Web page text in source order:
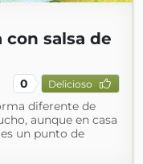
salsa de
0 Delicioso
diferente de
aunque en casa
un punto de